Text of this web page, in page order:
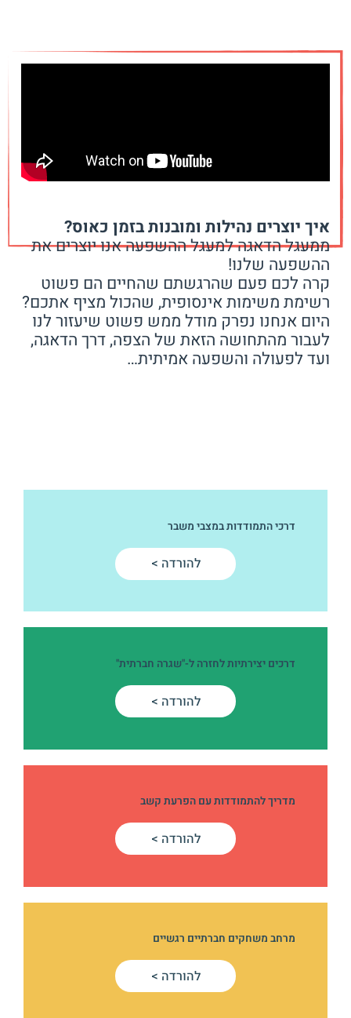
איך יוצרים נהילות ומובנות בזמן כאוס?
ממעגל הדאגה למעגל ההשפעה אנו יוצרים את
ההשפעה שלנו!
קרה לכם פעם שהרגשתם שהחיים הם פשוט
רשימת משימות אינסופית, שהכול מציף אתכם?
היום אנחנו נפרק מודל ממש פשוט שיעזור לנו
לעבור מהתחושה הזאת של הצפה, דרך הדאגה,
ועד לפעולה והשפעה אמיתית…
דרכי התמודדות במצבי משבר
להורדה >
דרכים יצירתיות לחזרה ל-"שגרה חברתית"
להורדה >
מדריך להתמודדות עם הפרעת קשב
להורדה >
מרחב משחקים חברתיים רגשיים
להורדה >